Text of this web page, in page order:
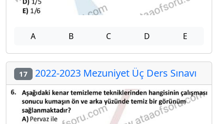
A B C D E
17 2022-2023 Mezuniyet Üç Ders Sınavı